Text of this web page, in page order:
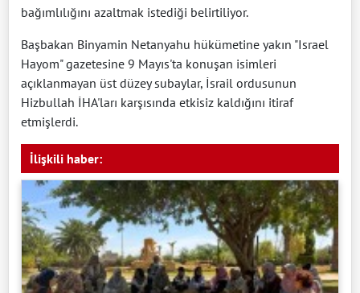
bağımlılığını azaltmak istediği belirtiliyor.
Başbakan Binyamin Netanyahu hükümetine yakın "Israel
Hayom" gazetesine 9 Mayıs'ta konuşan isimleri
açıklanmayan üst düzey subaylar, İsrail ordusunun
Hizbullah İHA'ları karşısında etkisiz kaldığını itiraf
etmişlerdi.
İlişkili haber: